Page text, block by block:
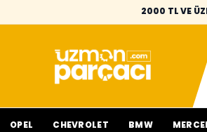
2000 TL VE
OPEL CHEVROLET BMW